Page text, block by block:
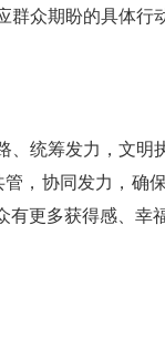
众期盼的具体行
统筹发力，文
，协同发力，确
更多获得感、